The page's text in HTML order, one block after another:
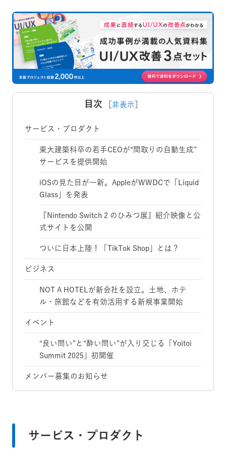
目次 非表示
サービス・プロダクト
東大建築科卒の若手CEOが“間取りの自動生成”
サービスを提供開始
iOSの見た目が一新。AppleがWWDCで「Liquid
Glass」を発表
『Nintendo Switch 2 のひみつ展』紹介映像と公
式サイトを公開
ついに日本上陸！「TikTok Shop」とは？
ビジネス
NOT A HOTELが新会社を設立。土地、ホテ
ル・旅館などを有効活用する新規事業開始
イベント
“良い問い”と“酔い問い”が入り交じる「Yoitoi
Summit 2025」初開催
メンバー募集のお知らせ
サービス・プロダクト